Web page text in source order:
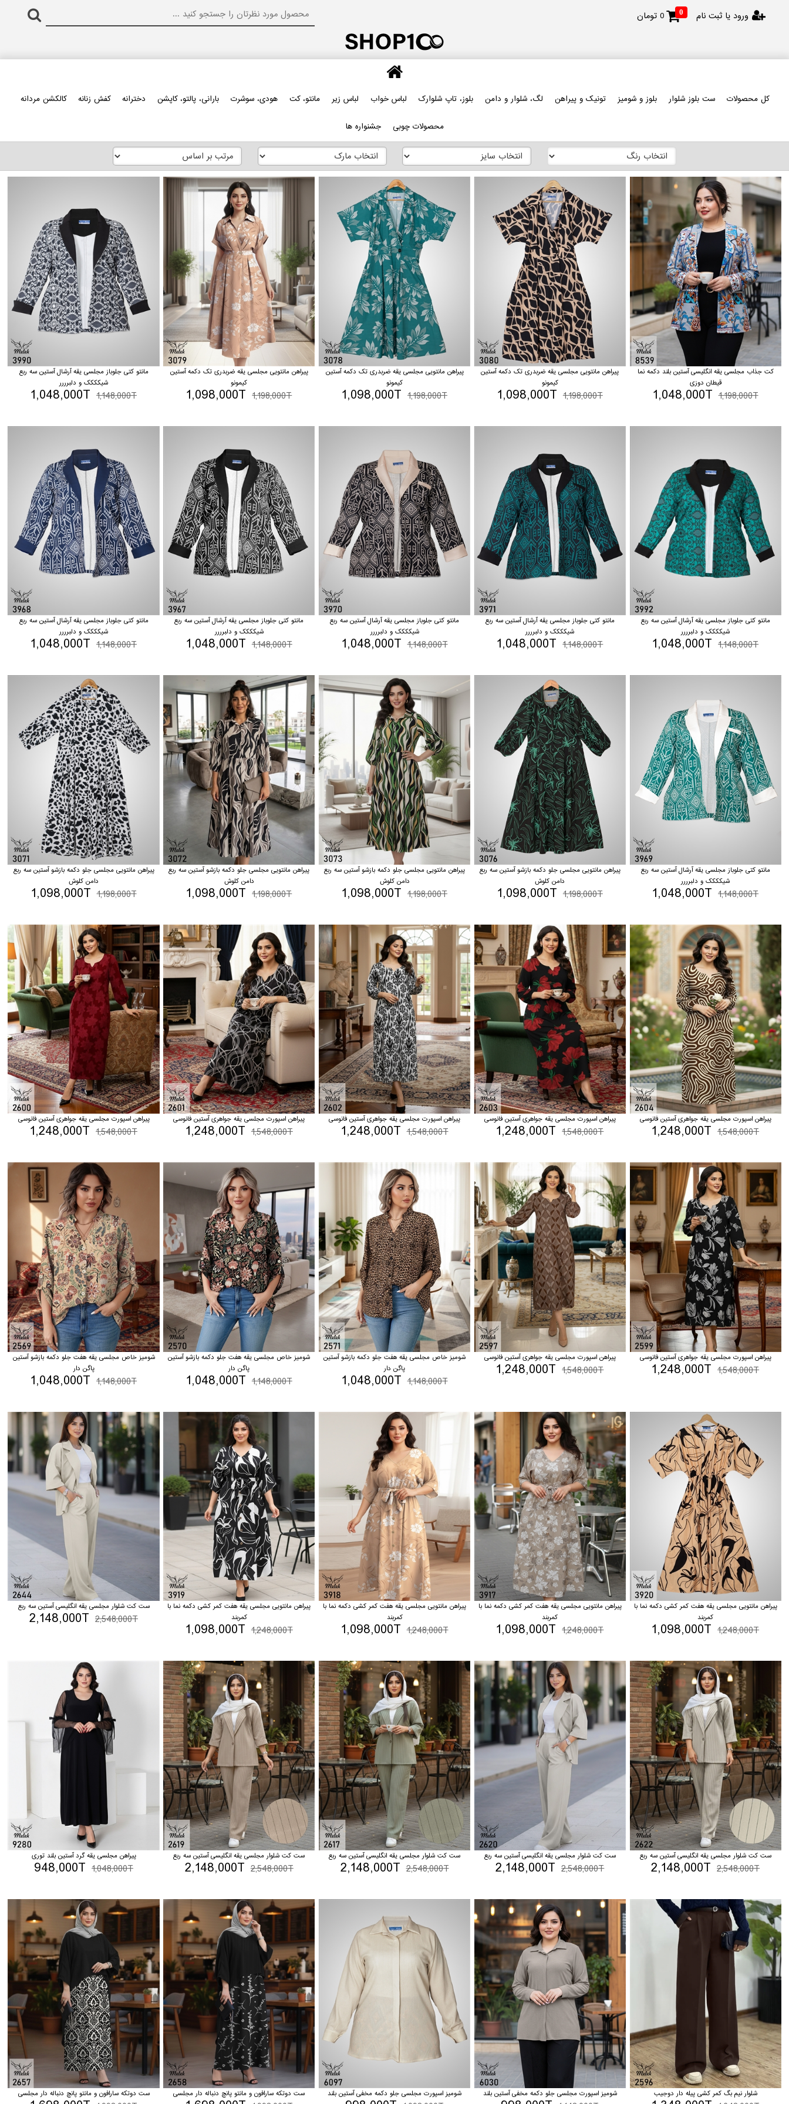
ورود یا ثبت نام 0
0 تومان
کل محصولات ست بلوز شلوار بلوز و شومیز تونیک و پیراهن لگ، شلوار و دامن بلوز، تاپ شلوارک لباس خواب لباس زیر مانتو، کت هودی، سوشرت بارانی، پالتو، کاپشن دخترانه کفش زنانه کالکشن مردانه
محصولات چوبی جشنواره ها
کت جذاب مجلسی یقه انگلیسی آستین بلند دکمه نما
قیطان دوزی
1,198,000T
1,048,000T
پیراهن مانتویی مجلسی یقه ضربدری تک دکمه آستین
کیمونو
1,198,000T
1,098,000T
پیراهن مانتویی مجلسی یقه ضربدری تک دکمه آستین
کیمونو
1,198,000T
1,098,000T
پیراهن مانتویی مجلسی یقه ضربدری تک دکمه آستین
کیمونو
1,198,000T
1,098,000T
مانتو کتی جلوباز مجلسی یقه آرشال آستین سه ربع
شیکککک و دلبرررر
1,148,000T
1,048,000T
مانتو کتی جلوباز مجلسی یقه آرشال آستین سه ربع
شیکککک و دلبرررر
1,148,000T
1,048,000T
مانتو کتی جلوباز مجلسی یقه آرشال آستین سه ربع
شیکککک و دلبرررر
1,148,000T
1,048,000T
مانتو کتی جلوباز مجلسی یقه آرشال آستین سه ربع
شیکککک و دلبرررر
1,148,000T
1,048,000T
مانتو کتی جلوباز مجلسی یقه آرشال آستین سه ربع
شیکککک و دلبرررر
1,148,000T
1,048,000T
مانتو کتی جلوباز مجلسی یقه آرشال آستین سه ربع
شیکککک و دلبرررر
1,148,000T
1,048,000T
مانتو کتی جلوباز مجلسی یقه آرشال آستین سه ربع
شیکککک و دلبرررر
1,148,000T
1,048,000T
پیراهن مانتویی مجلسی جلو دکمه بازشو آستین سه ربع
دامن کلوش
1,198,000T
1,098,000T
پیراهن مانتویی مجلسی جلو دکمه بازشو آستین سه ربع
دامن کلوش
1,198,000T
1,098,000T
پیراهن مانتویی مجلسی جلو دکمه بازشو آستین سه ربع
دامن کلوش
1,198,000T
1,098,000T
پیراهن مانتویی مجلسی جلو دکمه بازشو آستین سه ربع
دامن کلوش
1,198,000T
1,098,000T
پیراهن اسپورت مجلسی یقه جواهری آستین فانوسی
1,548,000T
1,248,000T
پیراهن اسپورت مجلسی یقه جواهری آستین فانوسی
1,548,000T
1,248,000T
پیراهن اسپورت مجلسی یقه جواهری آستین فانوسی
1,548,000T
1,248,000T
پیراهن اسپورت مجلسی یقه جواهری آستین فانوسی
1,548,000T
1,248,000T
پیراهن اسپورت مجلسی یقه جواهری آستین فانوسی
1,548,000T
1,248,000T
پیراهن اسپورت مجلسی یقه جواهری آستین فانوسی
1,548,000T
1,248,000T
پیراهن اسپورت مجلسی یقه جواهری آستین فانوسی
1,548,000T
1,248,000T
شومیز خاص مجلسی یقه هفت جلو دکمه بازشو آستین
پاگن دار
1,148,000T
1,048,000T
شومیز خاص مجلسی یقه هفت جلو دکمه بازشو آستین
پاگن دار
1,148,000T
1,048,000T
شومیز خاص مجلسی یقه هفت جلو دکمه بازشو آستین
پاگن دار
1,148,000T
1,048,000T
پیراهن مانتویی مجلسی یقه هفت کمر کشی دکمه نما با
کمربند
1,248,000T
1,098,000T
پیراهن مانتویی مجلسی یقه هفت کمر کشی دکمه نما با
کمربند
1,248,000T
1,098,000T
پیراهن مانتویی مجلسی یقه هفت کمر کشی دکمه نما با
کمربند
1,248,000T
1,098,000T
پیراهن مانتویی مجلسی یقه هفت کمر کشی دکمه نما با
کمربند
1,248,000T
1,098,000T
ست کت شلوار مجلسی یقه انگلیسی آستین سه ربع
2,548,000T
2,148,000T
ست کت شلوار مجلسی یقه انگلیسی آستین سه ربع
2,548,000T
2,148,000T
ست کت شلوار مجلسی یقه انگلیسی آستین سه ربع
2,548,000T
2,148,000T
ست کت شلوار مجلسی یقه انگلیسی آستین سه ربع
2,548,000T
2,148,000T
ست کت شلوار مجلسی یقه انگلیسی آستین سه ربع
2,548,000T
2,148,000T
پیراهن مجلسی یقه گرد آستین بلند توری
1,048,000T
948,000T
شلوار نیم بگ کمر کشی پیله دار دوجیب شومیز اسپورت مجلسی جلو دکمه مخفی آستین بلند شومیز اسپورت مجلسی جلو دکمه مخفی آستین بلند ست دوتکه سارافون و مانتو پانچ دنباله دار مجلسی ست دوتکه سارافون و مانتو پانچ دنباله دار مجلسی